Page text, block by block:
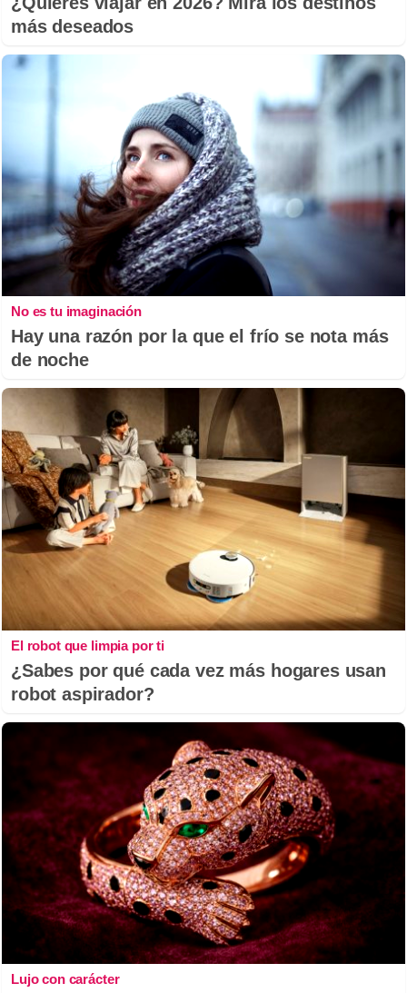
más deseados
No es tu imaginación
Hay una razón por la que el frío se nota más
de noche
El robot que limpia por ti
¿Sabes por qué cada vez más hogares usan
robot aspirador?
Lujo con carácter